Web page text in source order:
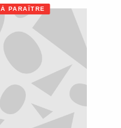
À PARAÎTRE